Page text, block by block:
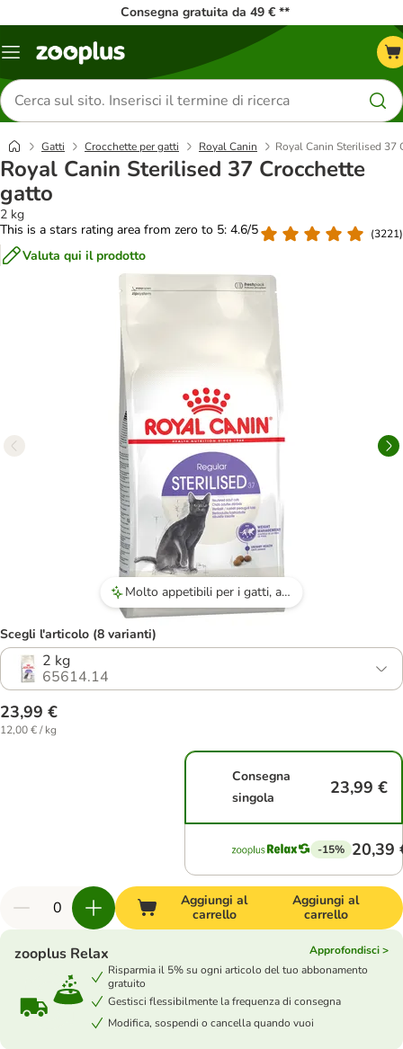
Consegna gratuita da 49 € **
Overview
Cerca
prodotti
Gatti Crocchette per gatti Royal Canin Royal Canin Sterilised 37
Royal Canin Sterilised 37 Crocchette
gatto
2 kg
This is a stars rating area from zero to 5: 4.6/5
(3221)
Valuta qui il prodotto
Molto appetibili per i gatti, anche quelli più esigenti.
Scegli l'articolo (8 varianti)
2 kg
65614.14
23,99 €
12,00 € / kg
Consegna
singola
23,99 €
-15% 20,39
Aggiungi al
carrello
Aggiungi al
carrello
zooplus Relax
Approfondisci >
Risparmia il 5% su ogni articolo del tuo abbonamento
gratuito
Gestisci flessibilmente la frequenza di consegna
Modifica, sospendi o cancella quando vuoi